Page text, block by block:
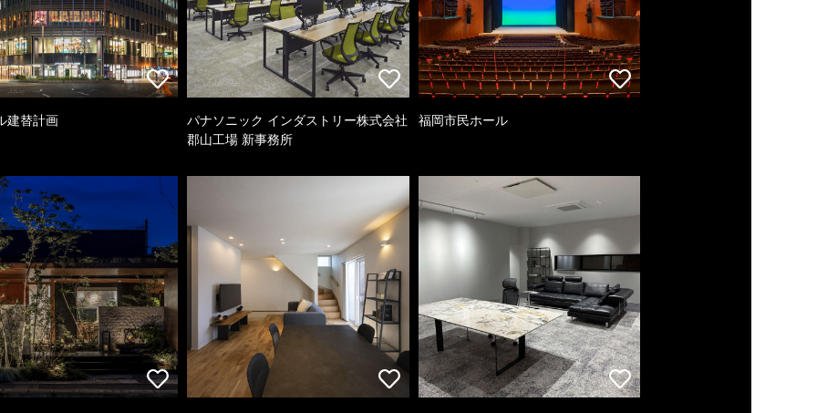
建替計画
パナソニック インダストリー株式会社
郡山工場 新事務所
福岡市民ホール